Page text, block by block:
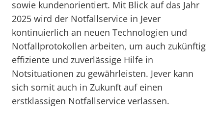
sowie kundenorientiert. Mit Blick auf das Jahr
2025 wird der Notfallservice in Jever
kontinuierlich an neuen Technologien und
Notfallprotokollen arbeiten, um auch zukünftig
effiziente und zuverlässige Hilfe in
Notsituationen zu gewährleisten. Jever kann
sich somit auch in Zukunft auf einen
erstklassigen Notfallservice verlassen.